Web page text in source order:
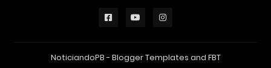
NoticiandoPB - Blogger Templates and FBT